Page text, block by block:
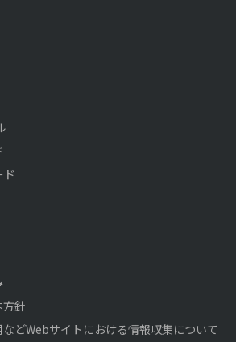
針
どWebサイトにおける情報収集について